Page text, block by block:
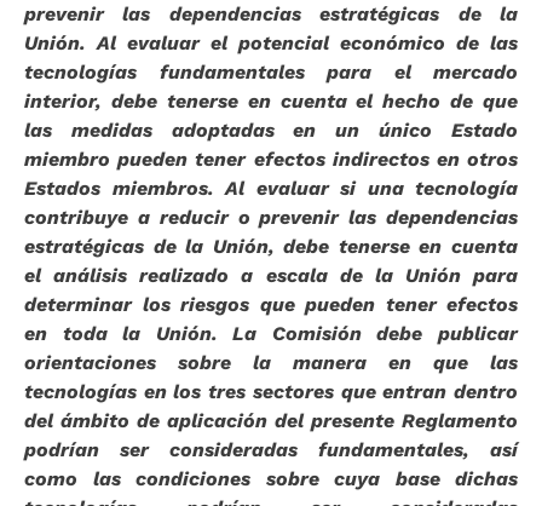
prevenir las dependencias estratégicas de la
Unión. Al evaluar el potencial económico de las
tecnologías fundamentales para el mercado
interior, debe tenerse en cuenta el hecho de que
las medidas adoptadas en un único Estado
miembro pueden tener efectos indirectos en otros
Estados miembros. Al evaluar si una tecnología
contribuye a reducir o prevenir las dependencias
estratégicas de la Unión, debe tenerse en cuenta
el análisis realizado a escala de la Unión para
determinar los riesgos que pueden tener efectos
en toda la Unión. La Comisión debe publicar
orientaciones sobre la manera en que las
tecnologías en los tres sectores que entran dentro
del ámbito de aplicación del presente Reglamento
podrían ser consideradas fundamentales, así
como las condiciones sobre cuya base dichas